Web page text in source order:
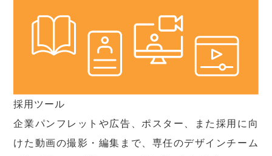
採用ツール
企業パンフレットや広告、ポスター、また採用に向
けた動画の撮影・編集まで、専任のデザインチーム